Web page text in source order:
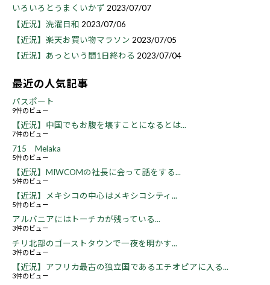
いろいろとうまくいかず 2023/07/07
【近況】洗濯日和 2023/07/06
【近況】楽天お買い物マラソン 2023/07/05
【近況】あっという間1日終わる 2023/07/04
最近の人気記事
パスポート
9件のビュー
【近況】中国でもお腹を壊すことになるとは...
7件のビュー
715 Melaka
5件のビュー
【近況】MIWCOMの社長に会って話をする...
5件のビュー
【近況】メキシコの中心はメキシコシティ...
5件のビュー
アルバニアにはトーチカが残っている...
3件のビュー
チリ北部のゴーストタウンで一夜を明かす...
3件のビュー
【近況】アフリカ最古の独立国であるエチオピアに入る...
3件のビュー